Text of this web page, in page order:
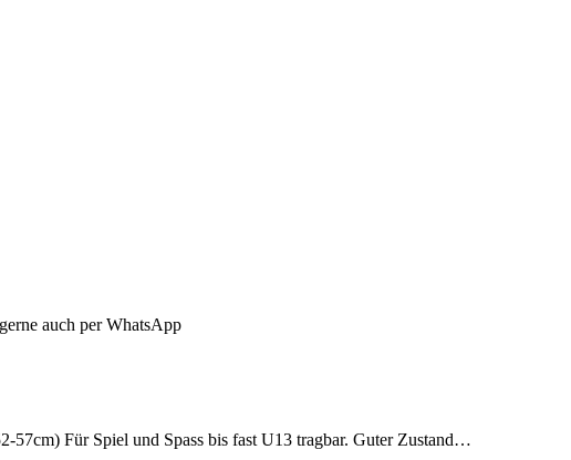
auch per WhatsApp
Für Spiel und Spass bis fast U13 tragbar. Guter Zustand…